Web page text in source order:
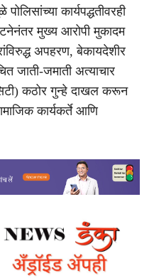
कार्यपद्धतीवरही
मुख्य आरोपी मुकादम
अपहरण, बेकायदेशीर
जाती-जमाती अत्याचार
कठोर गुन्हे दाखल करून
कार्यकर्ते आणि